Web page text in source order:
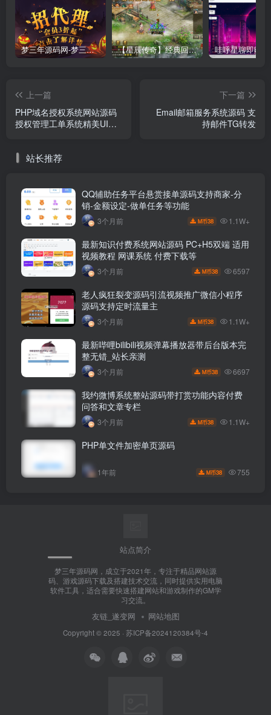
梦三年源码网-梦三年ym会员代理详情 【星辰传奇】经典回合制手游+安卓端+GM工具+详细搭建教程
上一篇
PHP域名授权系统网站源码
授权管理工单系统精美UI附
下一篇
Email邮箱服务系统源码 支
持邮件TG转发
站长推荐
QQ辅助任务平台悬赏接单源码支持商家-分
销-金额设定-做单任务等功能
3个月前 M币38 1.1W+
最新知识付费系统网站源码 PC+H5双端 适用
视频教程 网课系统 付费下载等
3个月前 M币38 6597
老人疯狂裂变源码引流视频推广微信小程序
源码支持定时流量主
3个月前 M币38 1.1W+
最新哔哩bilibili视频弹幕播放器带后台版本完
整无错_站长亲测
3个月前 M币38 6697
我约微博系统整站源码带打赏功能内容付费
问答和文章专栏
3个月前 M币38 1.1W+
PHP单文件加密单页源码
1年前 M币38 755
站点简介
梦三年源码网，成立于2021年，专注于精品网站源
码、游戏源码下载及搭建技术交流，同时提供实用电脑
软件工具，适合需要快速搭建网站和游戏制作的GM学
习交流。
友链_遂变网 网站地图
Copyright © 2025 · 苏ICP备2024120384号-4